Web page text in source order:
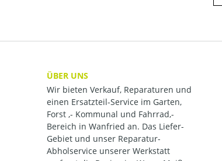
ÜBER UNS
Wir bieten Verkauf, Reparaturen und
einen Ersatzteil-Service im Garten,
Forst ,- Kommunal und Fahrrad,-
Bereich in Wanfried an. Das Liefer-
Gebiet und unser Reparatur-
Abholservice unserer Werkstatt